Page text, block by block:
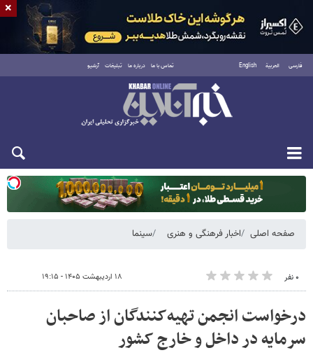
فارسی العربية English تماس با ما درباره ما تبلیغات آرشیو
دوشنبه ۱۹ مرداد ۱۴۰۵
صفحه اصلی اخبار فرهنگی و هنری سینما
۰ نفر ۱۸ اردیبهشت ۱۴۰۵ - ۱۹:۱۵
درخواست انجمن تهیه‌کنندگان از صاحبان
سرمایه در داخل و خارج کشور
×